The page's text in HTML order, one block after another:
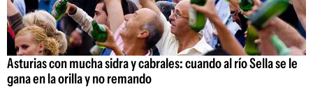
Asturias con mucha sidra y cabrales: cuando al río Sella se le
gana en la orilla y no remando